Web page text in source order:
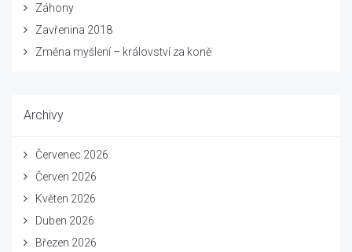
Záhony
Zavřenina 2018
Změna myšlení – království za koně
Archivy
Červenec 2026
Červen 2026
Květen 2026
Duben 2026
Březen 2026